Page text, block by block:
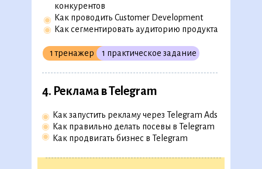
1 тренажер 1 практическое задание
◉
◉
4. Реклама в Telegram
Как запустить рекламу через Telegram Ads
Как правильно делать посевы в Telegram
Как продвигать бизнес в Telegram
◉
◉
◉
конкурентов
Как проводить Customer Development
Как сегментировать аудиторию продукта
Скачать полную версию в
PDF
1. Онбординг
Как разобраться в новой теме
Как работать с книгами и статьями
Как выстроить план обучения
Как найти время на обучение
◉
◉
◉
1 шаблон